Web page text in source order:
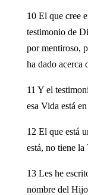
10 El que cree
testimonio de
por mentiroso,
ha dado acerca
11 Y el
esa Vida está
12 El que está
está, no tiene la
13 Les he
nombre del